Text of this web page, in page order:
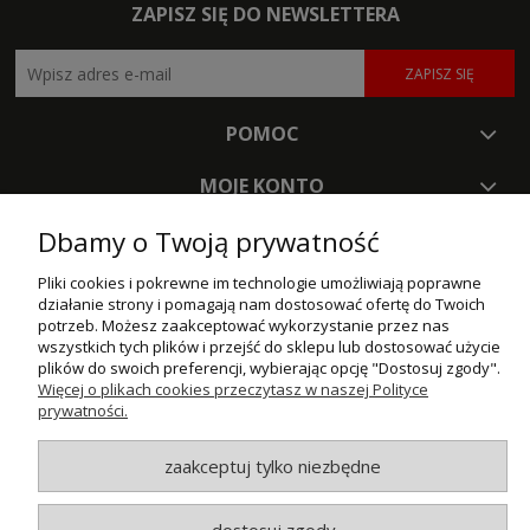
ZAPISZ SIĘ DO NEWSLETTERA
ZAPISZ SIĘ
POMOC
MOJE KONTO
PŁATNOŚCI I DOSTAWA
INFORMACJE
O NAS
© MAXSOTE 2026.
pokaż pełną wersję strony
Dbamy o Twoją prywatność
Pliki cookies i pokrewne im technologie umożliwiają poprawne
działanie strony i pomagają nam dostosować ofertę do Twoich
potrzeb. Możesz zaakceptować wykorzystanie przez nas
wszystkich tych plików i przejść do sklepu lub dostosować użycie
plików do swoich preferencji, wybierając opcję "Dostosuj zgody".
Więcej o plikach cookies przeczytasz w naszej Polityce
prywatności.
zaakceptuj tylko niezbędne